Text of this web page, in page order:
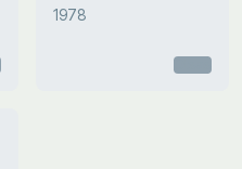
1978